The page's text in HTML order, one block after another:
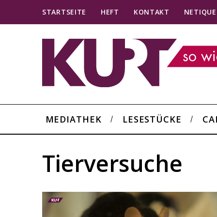
STARTSEITE HEFT KONTAKT
MEDIATHEK LESESTÜCKE
Tierversuche